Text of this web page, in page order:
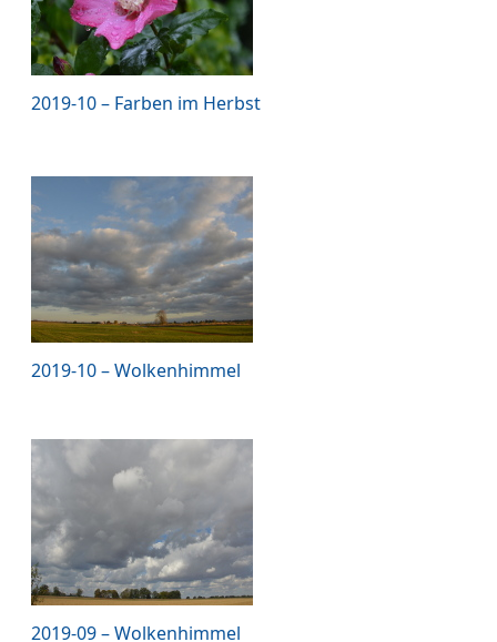
2019-10 – Farben im Herbst
2019-10 – Wolkenhimmel
2019-09 – Wolkenhimmel